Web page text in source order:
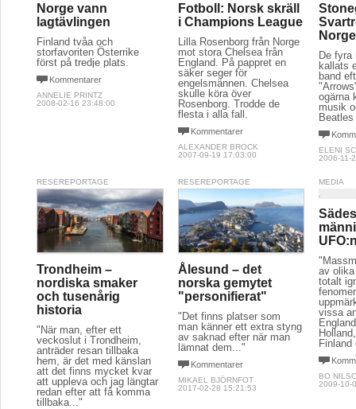
Norge vann
lagtävlingen
Finland tvåa och
storfavoriten Österrike
först på tredje plats.
Kommentarer
ANNELIE PRINTZ
2008-02-16 23:48:00
Fotboll: Norsk skräll
i Champions League
Lilla Rosenborg från Norge
mot stora Chelsea från
England. På pappret en
säker seger för
engelsmännen. Chelsea
skulle köra över
Rosenborg. Trodde de
flesta i alla fall.
Kommentarer
ALEXANDER BROCK
2007-09-19 17:03:00
Norge
De fyra
kallats
band
ogärna
musik
ELENI
2006-11-
RESEREPORTAGE
Trondheim –
nordiska smaker
och tusenårig
historia
"När man, efter ett
veckoslut i Trondheim,
anträder resan tillbaka
hem, är det med känslan
att det finns mycket kvar
att uppleva och jag längtar
redan efter att få komma
tillbaka..."
RESEREPORTAGE
Ålesund – det
norska gemytet
"personifierat"
"Det finns platser som
man känner ett extra styng
av saknad efter när man
lämnat dem..."
Kommentarer
MIKAEL BJÖRNFOT
2017-02-28 15:21:53
MEDIA
av
totalt
vissa
BO
2009-10-